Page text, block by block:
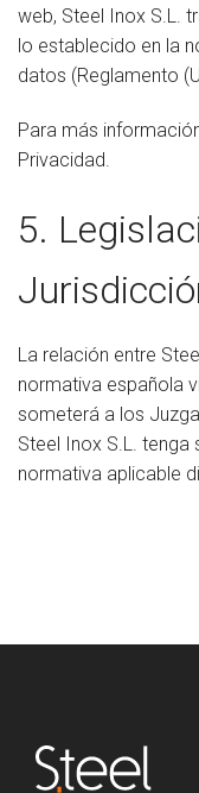
web, Steel Inox S.L.
lo establecido en la
datos (Reglamento
Para más
Privacidad.
5.
La relación entre
normativa española
someterá a los
Steel Inox S.L.
normativa aplicable